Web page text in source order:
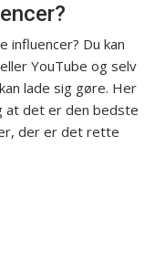
influencer? Du kan
YouTube og selv
lade sig gøre. Her
at det er den bedste
der er det rette